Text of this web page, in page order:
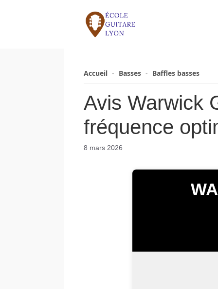
Accueil - Basses - Baffles basses
Avis Warwick
fréquence
8 mars 2026